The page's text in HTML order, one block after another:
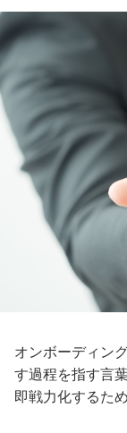
オンボーディン
す過程を指す言
即戦力化するた